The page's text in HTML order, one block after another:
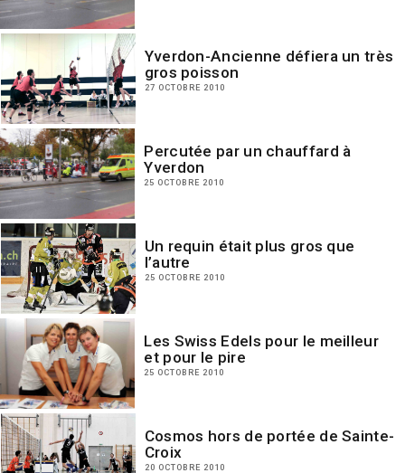
Yverdon-Ancienne défiera un très
gros poisson
27 OCTOBRE 2010
Percutée par un chauffard à
Yverdon
25 OCTOBRE 2010
Un requin était plus gros que
l’autre
25 OCTOBRE 2010
Les Swiss Edels pour le meilleur
et pour le pire
25 OCTOBRE 2010
Cosmos hors de portée de Sainte-
Croix
20 OCTOBRE 2010